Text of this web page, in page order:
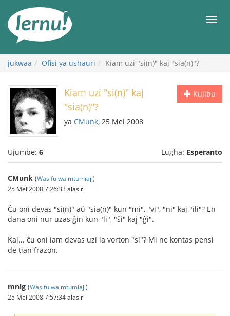
maudhui
jukwaa Ofisi ya ushauri Kiam uzi "si(n)" kaj "sia(n)"?
Kujibu
Kiam uzi "si(n)" kaj
"sia(n)"?
ya CMunk, 25 Mei 2008
Ujumbe: 6 Lugha: Esperanto
CMunk (Wasifu wa mtumiaji)
25 Mei 2008 7:26:33 alasiri
Ĉu oni devas "si(n)" aŭ "sia(n)" kun "mi", "vi", "ni" kaj "ili"? En
dana oni nur uzas ĝin kun "li", "ŝi" kaj "ĝi".
Kaj... ĉu oni iam devas uzi la vorton "si"? Mi ne kontas pensi
de tian frazon.
mnlg (Wasifu wa mtumiaji)
25 Mei 2008 7:57:34 alasiri